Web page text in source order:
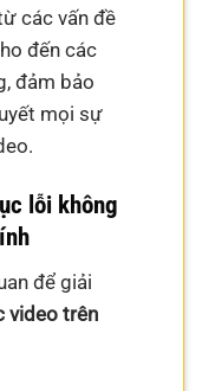
các vấn đề
đến các
đảm bảo
mọi sự
lỗi không
để giải
video trên